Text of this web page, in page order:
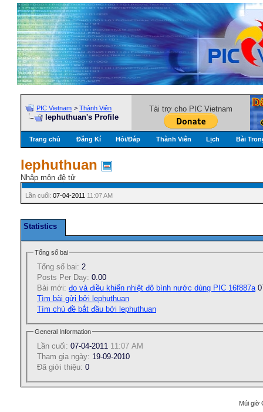
PIC Vietnam > Thành Viên
lephuthuan's Profile
Tài trợ cho PIC Vietnam
Trang chủ Đăng Kí Hỏi/Ðáp Thành Viên Lịch Bài
lephuthuan
Nhập môn đệ tử
Lần cuối: 07-04-2011 11:07 AM
Statistics
Tổng số bai
Tổng số bai: 2
Posts Per Day: 0.00
Bài mới: đo và điều khiển nhiệt đô bình nước dùng PIC 16f887a
Tìm bài gửi bởi lephuthuan
Tìm chủ đề bắt đầu bởi lephuthuan
General Information
Lần cuối: 07-04-2011 11:07 AM
Tham gia ngày: 19-09-2010
Ðã giới thiệu: 0
Múi giờ